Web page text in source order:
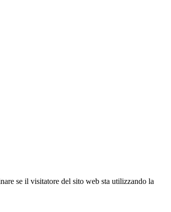
se il visitatore del sito web sta utilizzando la